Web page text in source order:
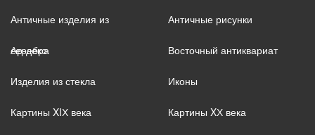
Античные изделия из
серебра
Античные рисунки
Ар-деко Восточный антиквариат
Изделия из стекла Иконы
Картины XIХ века Картины XХ века